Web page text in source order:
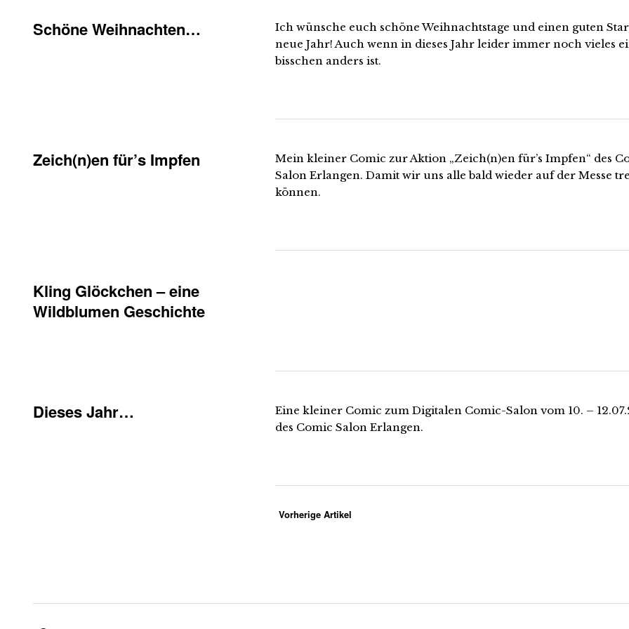
Schöne Weihnachten…
Ich wünsche euch schöne Weihnachtstage und einen guten
neue Jahr! Auch wenn in dieses Jahr leider immer noch vieles
bisschen anders ist.
Zeich(n)en für’s Impfen
Mein kleiner Comic zur Aktion „Zeich(n)en für’s Impfen“ des
Salon Erlangen. Damit wir uns alle bald wieder auf der Messe
können.
Kling Glöckchen – eine
Wildblumen Geschichte
Dieses Jahr…
Eine kleiner Comic zum Digitalen Comic-Salon vom 10. –
des Comic Salon Erlangen.
Vorherige Artikel